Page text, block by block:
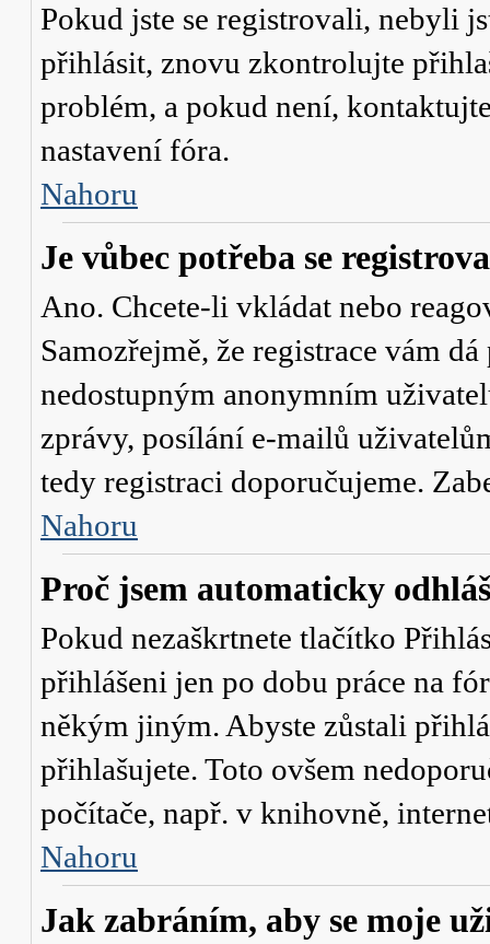
Pokud jste se registrovali, nebyli
přihlásit, znovu zkontrolujte
problém, a pokud není,
nastavení fóra.
Nahoru
Je vůbec potřeba se
Ano. Chcete-li vkládat nebo
Samozřejmě, že registrace vám
nedostupným anonymním
zprávy, posílání e-mailů
tedy registraci doporučujeme.
Nahoru
Proč jsem automaticky
Pokud nezaškrtnete tlačítko
přihlášeni jen po dobu práce na
někým jiným. Abyste zůstali
přihlašujete. Toto ovšem
počítače, např. v knihovně,
Nahoru
Jak zabráním, aby se moje